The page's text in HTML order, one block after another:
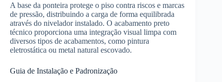
A base da ponteira protege o piso contra riscos e marcas
de pressão, distribuindo a carga de forma equilibrada
através do nivelador instalado. O acabamento preto
técnico proporciona uma integração visual limpa com
diversos tipos de acabamentos, como pintura
eletrostática ou metal natural escovado.
Guia de Instalação e Padronização